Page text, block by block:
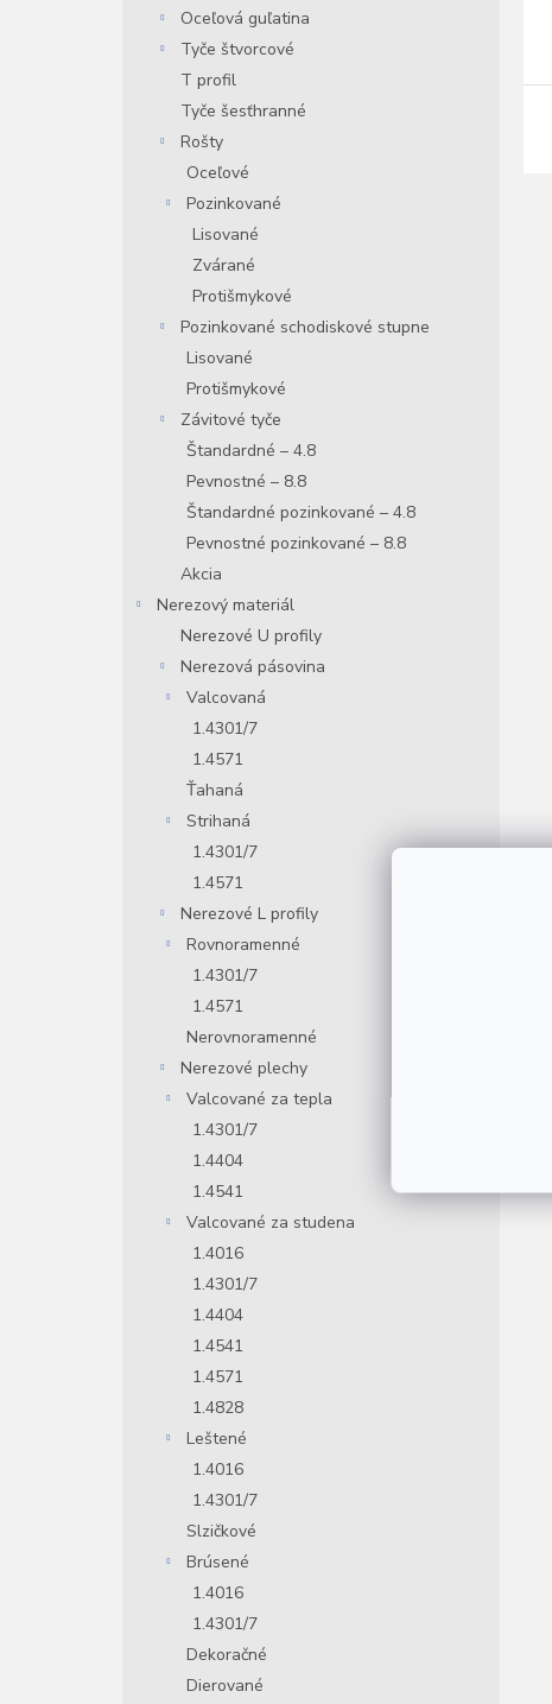
Oceľová guľatina
Tyče štvorcové
T profil
Tyče šesťhranné
Rošty
Oceľové
Pozinkované
Lisované
Zvárané
Protišmykové
Pozinkované schodiskové stupne
Lisované
Protišmykové
Závitové tyče
Štandardné – 4.8
Pevnostné – 8.8
Štandardné pozinkované – 4.8
Pevnostné pozinkované – 8.8
Akcia
Nerezový materiál
Nerezové U profily
Nerezová pásovina
Valcovaná
1.4301/7
1.4571
Ťahaná
Strihaná
1.4301/7
1.4571
Nerezové L profily
Rovnoramenné
1.4301/7
1.4571
Nerovnoramenné
Nerezové plechy
Valcované za tepla
1.4301/7
1.4404
1.4541
Valcované za studena
1.4016
1.4301/7
1.4404
1.4541
1.4571
1.4828
Leštené
1.4016
1.4301/7
Slzičkové
Brúsené
1.4016
1.4301/7
Dekoračné
Dierované